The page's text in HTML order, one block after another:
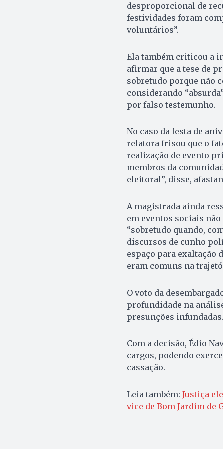
desproporcional de
festividades foram
voluntários”.
Ela também criticou a
afirmar que a tese de
sobretudo porque não
considerando
por falso testemunho.
No caso da festa de
relatora frisou que o
realização de evento
membros da
eleitoral”, disse,
A magistrada ainda
em eventos sociais
“sobretudo quando,
discursos de cunho
espaço para exaltação
eram comuns na
O voto da
profundidade na
presunções infundadas.
Com a decisão, Édio
cargos, podendo
cassação.
Leia também: Justiça
vice de Bom Jardim de